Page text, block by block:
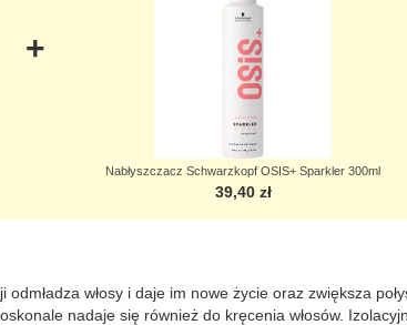
+
Nabłyszczacz Schwarzkopf OSIS+ Sparkler 300ml
39,40 zł
odmładza włosy i daje im nowe życie oraz zwiększa
nadaje się również do kręcenia włosów.